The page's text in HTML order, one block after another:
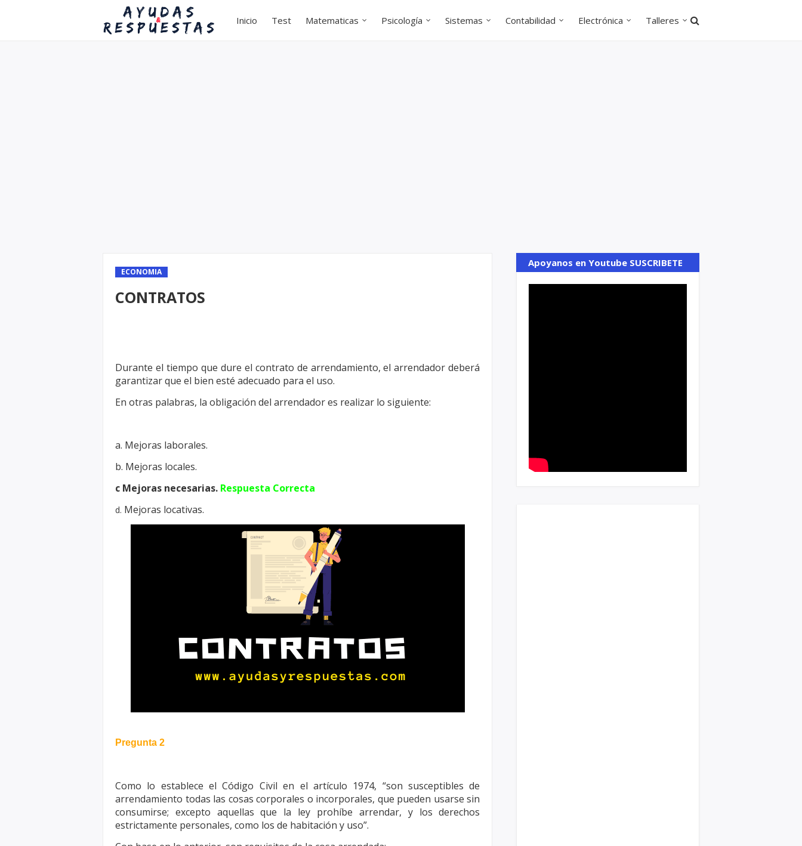
Inicio Test Matematicas Psicología Sistemas Contabilidad Electrónica Talleres
ECONOMIA
CONTRATOS
Durante el tiempo que dure el contrato de arrendamiento, el arrendadordeberá
garantizar que el bien esté adecuado para el uso.
En otras palabras, la obligación del arrendador es realizar lo siguiente:
a. Mejoras laborales.
b. Mejoras locales.
c Mejoras necesarias. Respuesta Correcta
d. Mejoras locativas.
Pregunta 2
Como lo establece el Código Civil en el artículo 1974, “son susceptiblesde
arrendamiento todas las cosas corporales o incorporales, que pueden usarse sin
consumirse; excepto aquellas que la ley prohíbe arrendar, y los derechos
estrictamente personales, como los de habitación y uso”.
Apoyanos en Youtube SUSCRIBETE